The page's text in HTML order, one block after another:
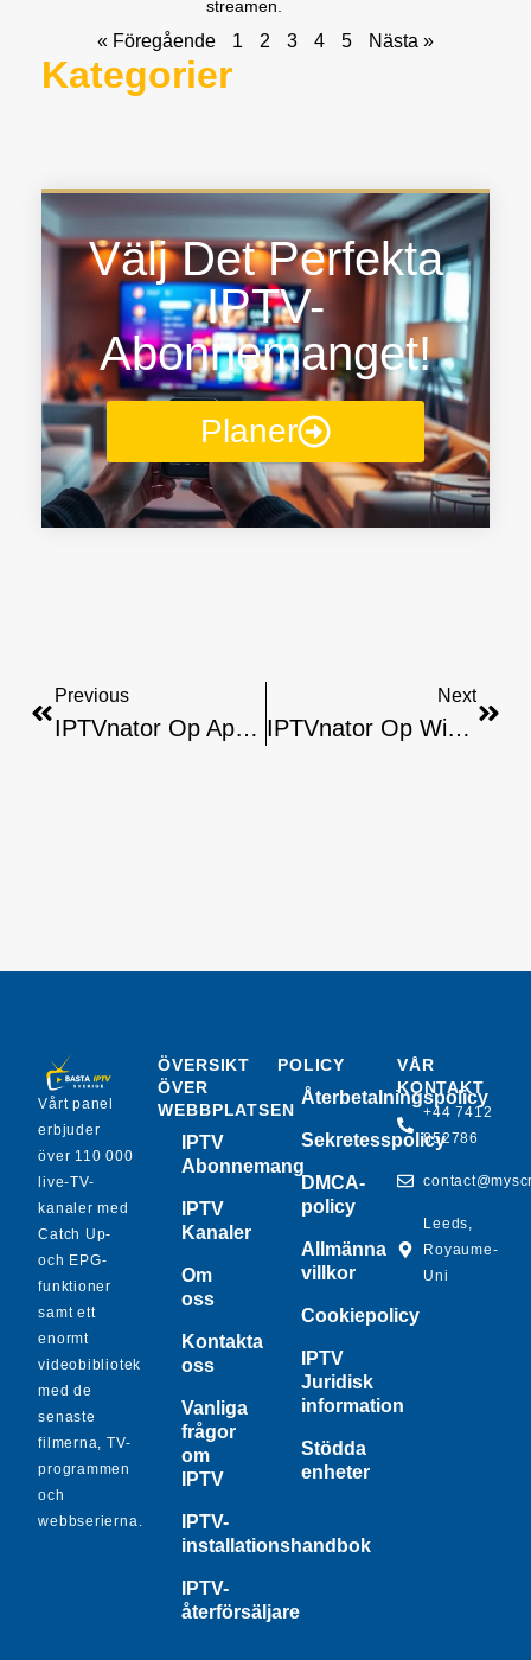
streamen.
« Föregående 1 2 3 4 5 Nästa »
Kategorier
Välj Det Perfekta
IPTV-
Abonnemanget!
Planer
Previous
IPTVnator Op Apple TV: Installatiehandleiding
Next
IPTVnator Op Windows/PC Installeren: Uitgebreide Gids
Vårt panel
erbjuder
över 110 000
live-TV-
kanaler med
Catch Up-
och EPG-
funktioner
samt ett
enormt
videobibliotek
med de
senaste
filmerna, TV-
programmen
och
webbserierna.
ÖVERSIKT
ÖVER
WEBBPLATSEN
IPTV
Abonnemang
IPTV
Kanaler
Om
oss
Kontakta
oss
Vanliga
frågor
om
IPTV
IPTV-
installationshandbok
IPTV-
återförsäljare
POLICY
Återbetalningspolicy
Sekretesspolicy
DMCA-
policy
Allmänna
villkor
Cookiepolicy
IPTV
Juridisk
information
Stödda
enheter
VÅR
KONTAKT
+44 7412
852786
Leeds,
Royaume-
Uni